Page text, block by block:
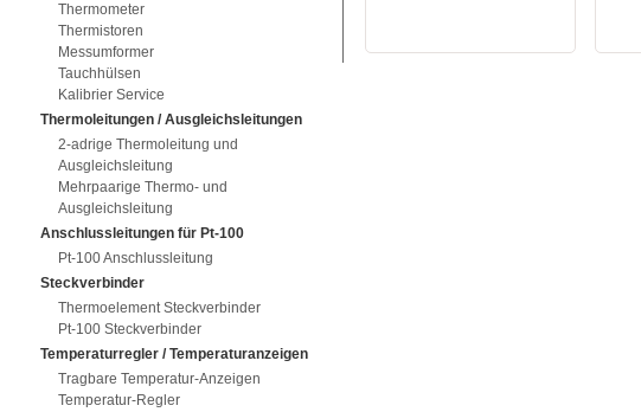
Thermometer
Thermistoren
Messumformer
Tauchhülsen
Kalibrier Service
Thermoleitungen / Ausgleichsleitungen
2-adrige Thermoleitung und
Ausgleichsleitung
Mehrpaarige Thermo- und
Ausgleichsleitung
Anschlussleitungen für Pt-100
Pt-100 Anschlussleitung
Steckverbinder
Thermoelement Steckverbinder
Pt-100 Steckverbinder
Temperaturregler / Temperaturanzeigen
Tragbare Temperatur-Anzeigen
Temperatur-Regler